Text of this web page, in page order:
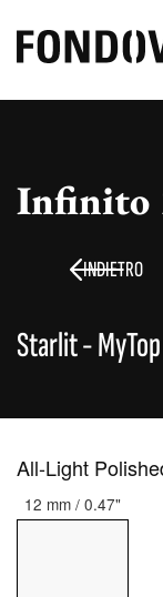
INDIETRO
Infinito
Starlit - MyTop
All-Light
12 mm / 0.47"